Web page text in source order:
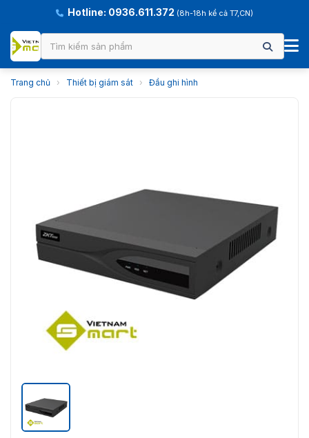
Hotline: 0936.611.372 (8h-18h kể cả T7,CN)
Trang chủ › Thiết bị giám sát › Đầu ghi hình